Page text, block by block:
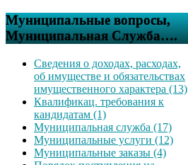
Муниципальные вопросы,
Муниципальная Служба….
Сведения о доходах, расходах,
об имуществе и обязательствах
имущественного характера (13)
Квалификац. требования к
кандидатам (1)
Муниципальная служба (17)
Муниципальные услуги (12)
Муниципальные заказы (4)